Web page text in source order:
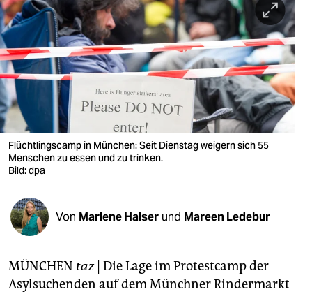
berlin
nord
wahrheit
verlag
verlag
veranstaltungen
shop
fragen & hilfe
abo
Flüchtlingscamp in München: Seit Dienstag weigern sich 55
Menschen zu essen und zu trinken.
Bild: dpa
Von Marlene Halser und Mareen Ledebur
MÜNCHEN taz| Die Lage im Protestcamp der
Asylsuchenden auf dem Münchner Rindermarkt